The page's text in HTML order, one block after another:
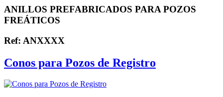
ANILLOS PREFABRICADOS PARA POZOS
FREÁTICOS
Ref: ANXXXX
Conos para Pozos de Registro